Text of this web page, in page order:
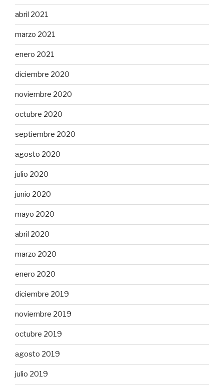
abril 2021
marzo 2021
enero 2021
diciembre 2020
noviembre 2020
octubre 2020
septiembre 2020
agosto 2020
julio 2020
junio 2020
mayo 2020
abril 2020
marzo 2020
enero 2020
diciembre 2019
noviembre 2019
octubre 2019
agosto 2019
julio 2019